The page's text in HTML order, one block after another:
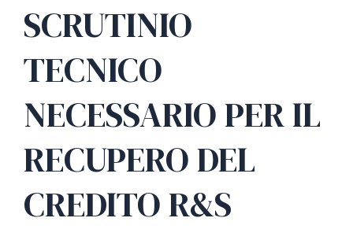
SCRUTINIO
TECNICO
NECESSARIO PER IL
RECUPERO DEL
CREDITO R&S